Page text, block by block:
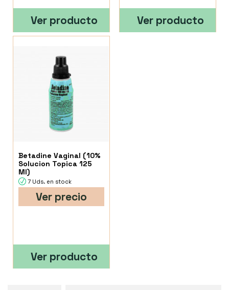
Ver producto Ver producto
Betadine Vaginal (10%
Solucion Topica 125
Ml)
7 Uds. en stock
Ver precio
Ver producto